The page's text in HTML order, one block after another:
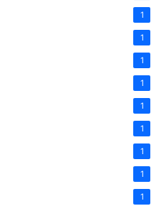
1
1
1
1
1
1
1
1
1